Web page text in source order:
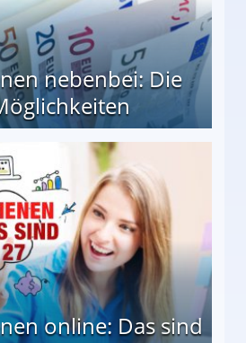
nebenbei: Die
online: Das sind